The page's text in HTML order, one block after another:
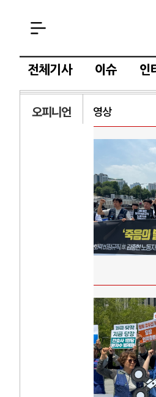
전체기사 이슈 인
오피니언 영상
러시아-우크라
전쟁의 추상화: 우크라이나
EU·우크라이나 드론 협력
나토, 우크라 군사지원
우크라이나, 덴마크, 에스